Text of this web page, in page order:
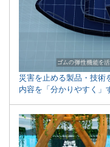
災害を止める製品・技術
内容を「分かりやすく」